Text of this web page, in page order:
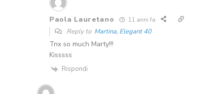
Paola Lauretano 11 anni fa
Reply to Martina, Elegant 40
Tnx so much Marty!!!
Kisssss
Rispondi